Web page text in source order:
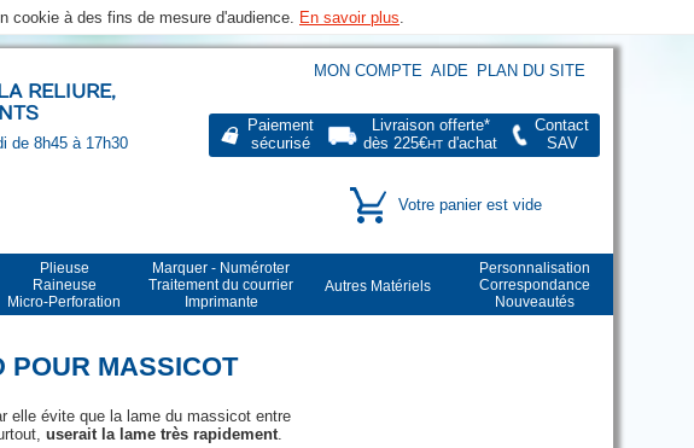
cookie à des fins de mesure d'audience. En savoir plus
MON COMPTE AIDE PLAN DU SITE
Paiement
sécurisé
Livraison offerte*
dès 225€HT d'achat
Contact
SAV
Votre panier est vide
RELIURE,
de 8h45 à 17h30
Plieuse
Raineuse
Micro-Perforation
Marquer - Numéroter
Traitement du courrier
Imprimante
Autres Matériels
Personnalisation
Correspondance
Nouveautés
POUR MASSICOT
elle évite que la lame du massicot entre
userait la lame très rapidement